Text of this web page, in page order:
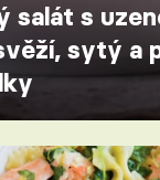
salát s
sytý a